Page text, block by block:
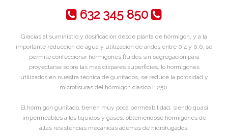
632 345 850
Gracias al suministro y dosificación desde planta de hórmigon, y a la
importante reducción de agua y utilización de aridos entre 0,4 y 0,6, se
permite confeccionar hormigones fluidos sin segregación para
proyectarse sobre las mas dispares superficies, lo hormigones
utilizados en nuestra técnica de gunitados, se reduce la porosidad y
microfisuras del hórmigon clasico H250.
El hórmigon gunitado, tienen muy poca permeabilidad, siendo quasi
impermeables a los líquidos y gases, obteniéndose hormigones de
altas resistencias mecánicas ademas de hidrofugados.